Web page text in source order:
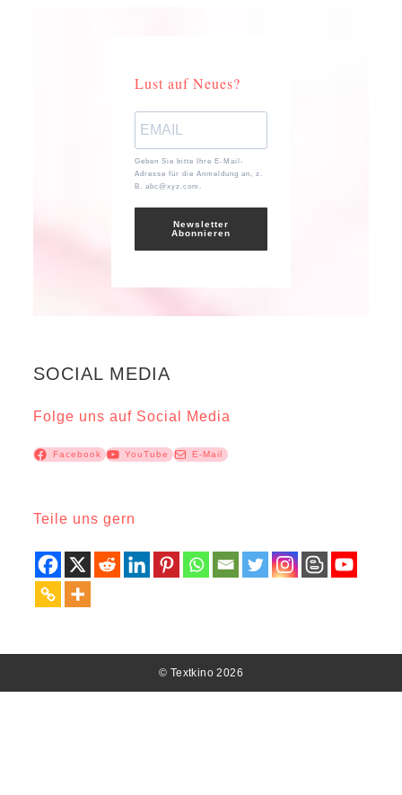
Lust auf Neues?
Geben Sie bitte Ihre E-Mail-
Adresse für die Anmeldung an, z.
B. abc@xyz.com.
Newsletter
Abonnieren
SOCIAL MEDIA
Folge uns auf Social Media
Facebook YouTube E-Mail
Teile uns gern
© Textkino 2026